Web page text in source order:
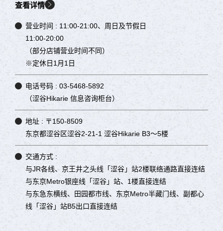
查看详情
营业时间 : 11:00-21:00、周日及节假日
11:00-20:00
（部分店铺营业时间不同）
※定休日1月1日
电话号码 : 03-5468-5892
（涩谷Hikarie 信息咨询柜台）
地址 : 〒150-8509
东京都涩谷区涩谷2-21-1 涩谷Hikarie B3～5楼
交通方式 :
与JR各线、京王井之头线「涩谷」站2楼联络通路直接连结
与东京Metro银座线「涩谷」站、1楼直接连结
与东急东横线、田园都市线、东京Metro半藏门线、副都心
线「涩谷」站B5出口直接连结